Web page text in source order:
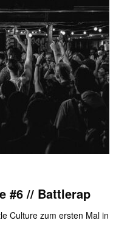
#6 // Battlerap
Culture zum ersten Mal in